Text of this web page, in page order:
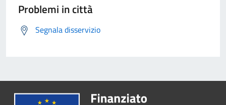
Problemi in città
Segnala disservizio